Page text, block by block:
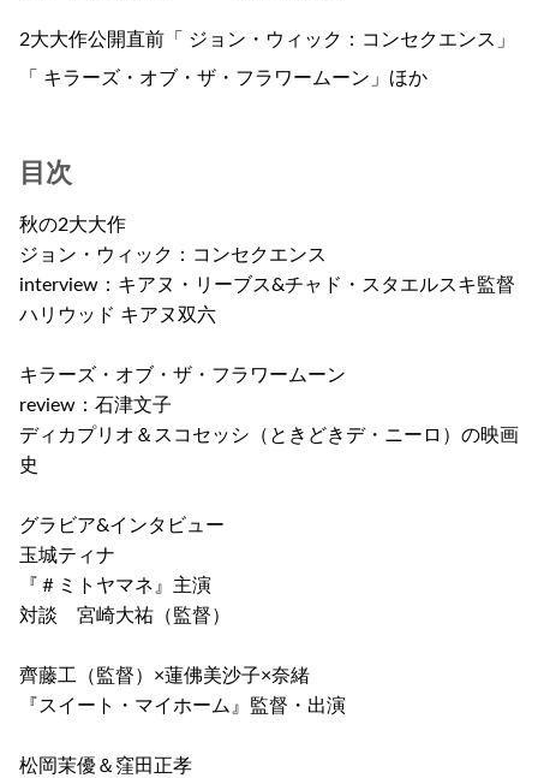
2大大作公開直前「 ジョン・ウィック：コンセクエンス」
「 キラーズ・オブ・ザ・フラワームーン」ほか
目次
秋の2大大作
ジョン・ウィック：コンセクエンス
interview：キアヌ・リーブス&チャド・スタエルスキ監督
ハリウッド キアヌ双六
キラーズ・オブ・ザ・フラワームーン
review：石津文子
ディカプリオ＆スコセッシ（ときどきデ・ニーロ）の映画
史
グラビア&インタビュー
玉城ティナ
『＃ミトヤマネ』主演
対談 宮崎大祐（監督）
齊藤工（監督）×蓮佛美沙子×奈緒
『スイート・マイホーム』監督・出演
松岡茉優＆窪田正孝